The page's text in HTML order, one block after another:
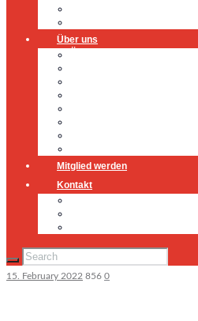
Über uns
Mitglied werden
Kontakt
15. February 2022 856 0